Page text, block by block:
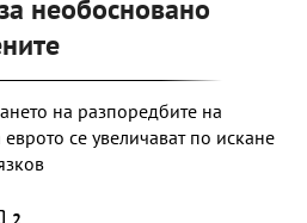
необосновано
на разпоредбите на
се увеличават по искане